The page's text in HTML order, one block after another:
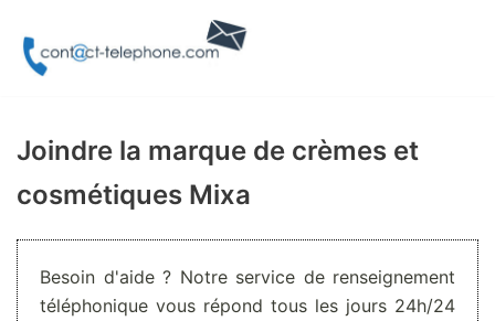
Aller
Joindre la marque de crèmes et
cosmétiques Mixa
Besoin d'aide ? Notre service de renseignement
téléphonique vous répond tous les jours 24h/24